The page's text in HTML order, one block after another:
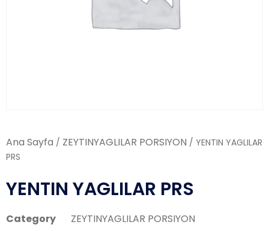
Ana Sayfa / ZEYTINYAGLILAR PORSIYON / YENTIN YAGLILAR
PRS
YENTIN YAGLILAR PRS
Category ZEYTINYAGLILAR PORSIYON